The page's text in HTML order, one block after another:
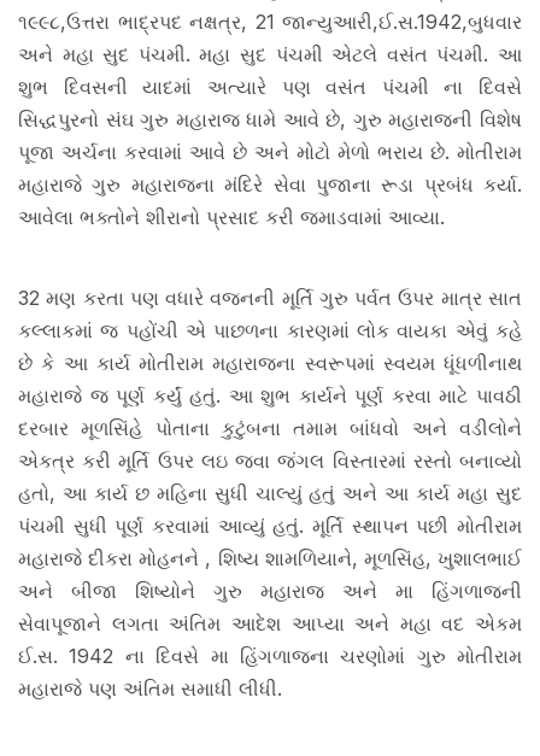
૧૯૯૮,ઉત્તરા ભાદ્રપદ નક્ષત્ર, 21 જાન્યુઆરી,ઈ.સ.1942,બુધવાર
અને મહા સુદ પંચમી. મહા સુદ પંચમી એટલે વસંત પંચમી. આ
શુભ દિવસની યાદમાં અત્યારે પણ વસંત પંચમી ના દિવસે
સિદ્ધપુરનો સંઘ ગુરુ મહારાજ ધામે આવે છે, ગુરુ મહારાજની વિશેષ
પૂજા અર્ચના કરવામાં આવે છે અને મોટો મેળો ભરાય છે. મોતીરામ
મહારાજે ગુરુ મહારાજના મંદિરે સેવા પુજાના રૂડા પ્રબંધ કર્યા.
આવેલા ભક્તોને શીરાનો પ્રસાદ કરી જમાડવામાં આવ્યા.
32 મણ કરતા પણ વધારે વજનની મૂર્તિ ગુરુ પર્વત ઉપર માત્ર સાત
કલ્લાકમાં જ પહોંચી એ પાછળના કારણમાં લોક વાયકા એવું કહે
છે કે આ કાર્ય મોતીરામ મહારાજના સ્વરૂપમાં સ્વયમ ધૂંધળીનાથ
મહારાજે જ પૂર્ણ કર્યું હતું. આ શુભ કાર્યને પૂર્ણ કરવા માટે પાવઠી
દરબાર મૂળસિંહે પોતાના કુટુંબના તમામ બાંધવો અને વડીલોને
એકત્ર કરી મૂર્તિ ઉપર લઇ જવા જંગલ વિસ્તારમાં રસ્તો બનાવ્યો
હતો, આ કાર્ય છ મહિના સુધી ચાલ્યું હતું અને આ કાર્ય મહા સુદ
પંચમી સુધી પૂર્ણ કરવામાં આવ્યું હતું. મૂર્તિ સ્થાપન પછી મોતીરામ
મહારાજે દીકરા મોહનને , શિષ્ય શામળિયાને, મૂળસિંહ, ખુશાલભાઈ
અને બીજા શિષ્યોને ગુરુ મહારાજ અને મા હિંગળાજની
સેવાપૂજાને લગતા અંતિમ આદેશ આપ્યા અને મહા વદ એકમ
ઈ.સ. 1942 ના દિવસે મા હિંગળાજના ચરણોમાં ગુરુ મોતીરામ
મહારાજે પણ અંતિમ સમાધી લીધી.